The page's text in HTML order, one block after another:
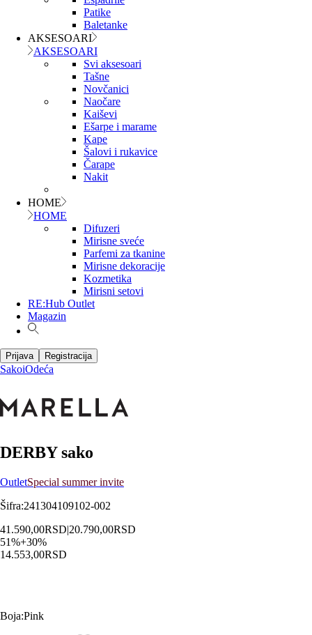
Patike
Baletanke
AKSESOARI
AKSESOARI
Svi aksesoari
Tašne
Novčanici
Naočare
Kaiševi
Ešarpe i marame
Kape
Šalovi i rukavice
Čarape
Nakit
HOME
HOME
Difuzeri
Mirisne sveće
Parfemi za tkanine
Mirisne dekoracije
Kozmetika
Mirisni setovi
RE:Hub Outlet
Magazin
Prijava Registracija
SakoiOdeća
DERBY sako
OutletSpecial summer invite
Šifra:241304109102-002
41.590,00RSD|20.790,00RSD
51%+30%
14.553,00RSD
Boja:Pink